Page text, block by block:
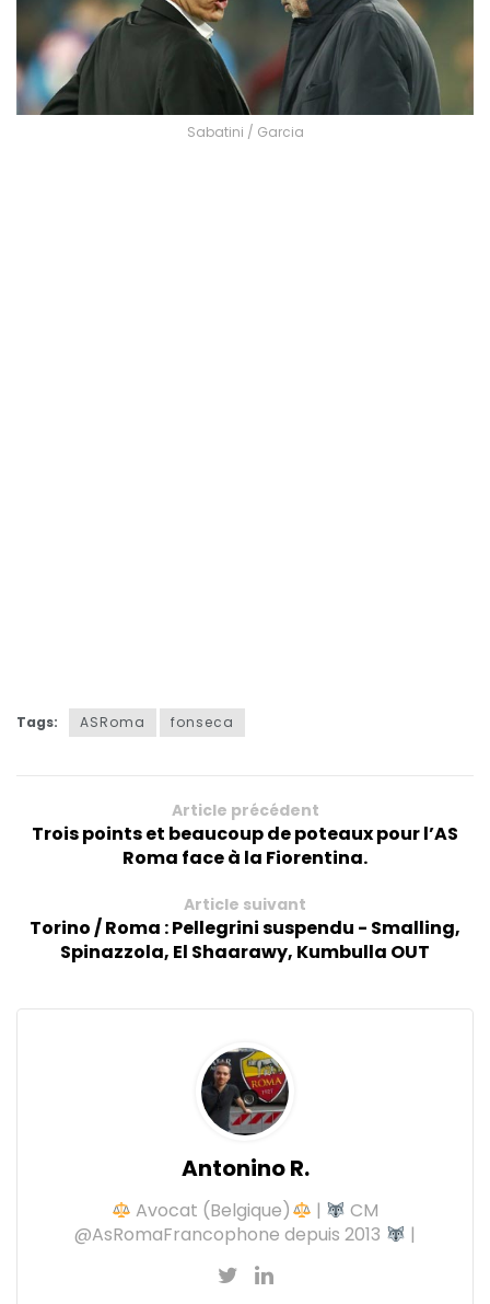
Sabatini / Garcia
Tags: ASRoma fonseca
Article précédent
Trois points et beaucoup de poteaux pour l’AS
Roma face à la Fiorentina.
Article suivant
Torino / Roma : Pellegrini suspendu - Smalling,
Spinazzola, El Shaarawy, Kumbulla OUT
Antonino R.
Avocat (Belgique) |
CM
@AsRomaFrancophone depuis 2013
|